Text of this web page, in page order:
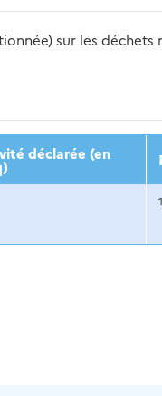
sur les
2020
déclarée (en